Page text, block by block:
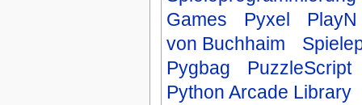
Games
Pyxel
PlayN
von Buchhaim
Pygbag
PuzzleScript
Python Arcade Library